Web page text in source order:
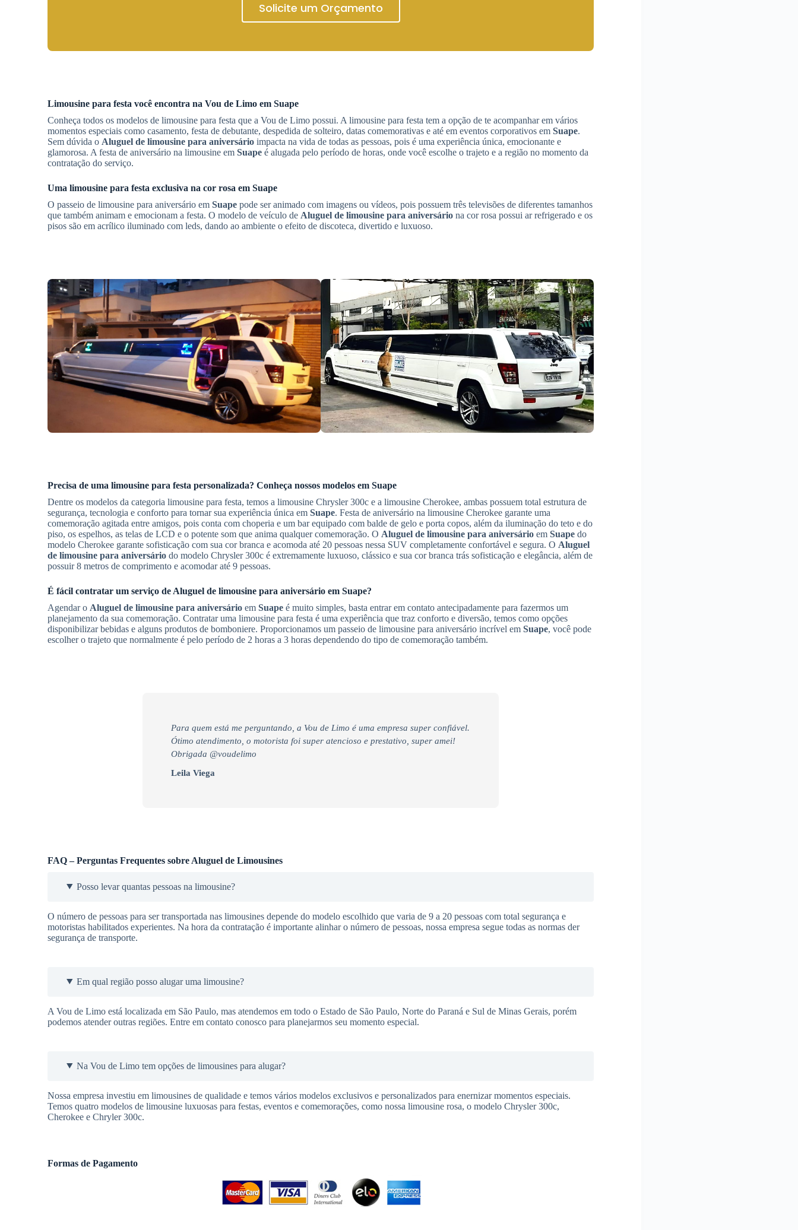
Solicite um Orçamento
Limousine para festa você encontra na Vou de Limo em Suape
Conheça todos os modelos de limousine para festa que a Vou de Limo possui. A limousine para festa tem a opção de te acompanhar em vários
momentos especiais como casamento, festa de debutante, despedida de solteiro, datas comemorativas e até em eventos corporativos em Suape.
Sem dúvida o Aluguel de limousine para aniversário impacta na vida de todas as pessoas, pois é uma experiência única, emocionante e
glamorosa. A festa de aniversário na limousine em Suape é alugada pelo período de horas, onde você escolhe o trajeto e a região no momento da
contratação do serviço.
Uma limousine para festa exclusiva na cor rosa em Suape
O passeio de limousine para aniversário em Suape pode ser animado com imagens ou vídeos, pois possuem três televisões de diferentes tamanhos
que também animam e emocionam a festa. O modelo de veículo de Aluguel de limousine para aniversário na cor rosa possui ar refrigerado e os
pisos são em acrílico iluminado com leds, dando ao ambiente o efeito de discoteca, divertido e luxuoso.
Precisa de uma limousine para festa personalizada? Conheça nossos modelos em Suape
Dentre os modelos da categoria limousine para festa, temos a limousine Chrysler 300c e a limousine Cherokee, ambas possuem total estrutura de
segurança, tecnologia e conforto para tornar sua experiência única em Suape. Festa de aniversário na limousine Cherokee garante uma
comemoração agitada entre amigos, pois conta com choperia e um bar equipado com balde de gelo e porta copos, além da iluminação do teto e do
piso, os espelhos, as telas de LCD e o potente som que anima qualquer comemoração. O Aluguel de limousine para aniversário em Suape do
modelo Cherokee garante sofisticação com sua cor branca e acomoda até 20 pessoas nessa SUV completamente confortável e segura. O Aluguel
de limousine para aniversário do modelo Chrysler 300c é extremamente luxuoso, clássico e sua cor branca trás sofisticação e elegância, além de
possuir 8 metros de comprimento e acomodar até 9 pessoas.
É fácil contratar um serviço de Aluguel de limousine para aniversário em Suape?
Agendar o Aluguel de limousine para aniversário em Suape é muito simples, basta entrar em contato antecipadamente para fazermos um
planejamento da sua comemoração. Contratar uma limousine para festa é uma experiência que traz conforto e diversão, temos como opções
disponibilizar bebidas e alguns produtos de bomboniere. Proporcionamos um passeio de limousine para aniversário incrível em Suape, você pode
escolher o trajeto que normalmente é pelo período de 2 horas a 3 horas dependendo do tipo de comemoração também.
Para quem está me perguntando, a Vou de Limo é uma empresa super confiável.
Ótimo atendimento, o motorista foi super atencioso e prestativo, super amei!
Obrigada @voudelimo
Leila Viega
FAQ – Perguntas Frequentes sobre Aluguel de Limousines
Posso levar quantas pessoas na limousine?
O número de pessoas para ser transportada nas limousines depende do modelo escolhido que varia de 9 a 20 pessoas com total segurança e
motoristas habilitados experientes. Na hora da contratação é importante alinhar o número de pessoas, nossa empresa segue todas as normas der
segurança de transporte.
Em qual região posso alugar uma limousine?
A Vou de Limo está localizada em São Paulo, mas atendemos em todo o Estado de São Paulo, Norte do Paraná e Sul de Minas Gerais, porém
podemos atender outras regiões. Entre em contato conosco para planejarmos seu momento especial.
Na Vou de Limo tem opções de limousines para alugar?
Nossa empresa investiu em limousines de qualidade e temos vários modelos exclusivos e personalizados para enernizar momentos especiais.
Temos quatro modelos de limousine luxuosas para festas, eventos e comemorações, como nossa limousine rosa, o modelo Chrysler 300c,
Cherokee e Chryler 300c.
Formas de Pagamento